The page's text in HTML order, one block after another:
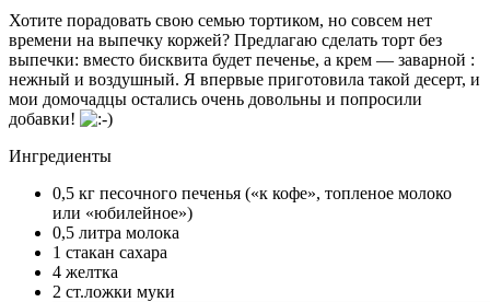
Хотите порадовать свою семью тортиком, но совсем нет
времени на выпечку коржей? Предлагаю сделать торт без
выпечки: вместо бисквита будет печенье, а крем — заварной :
нежный и воздушный. Я впервые приготовила такой десерт, и
мои домочадцы остались очень довольны и попросили
добавки!
Ингредиенты
0,5 кг песочного печенья («к кофе», топленое молоко
или «юбилейное»)
0,5 литра молока
1 стакан сахара
4 желтка
2 ст.ложки муки